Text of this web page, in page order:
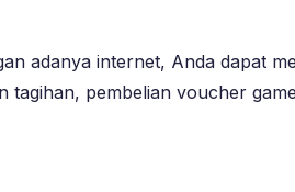
adanya internet, Anda dapat
pembelian voucher